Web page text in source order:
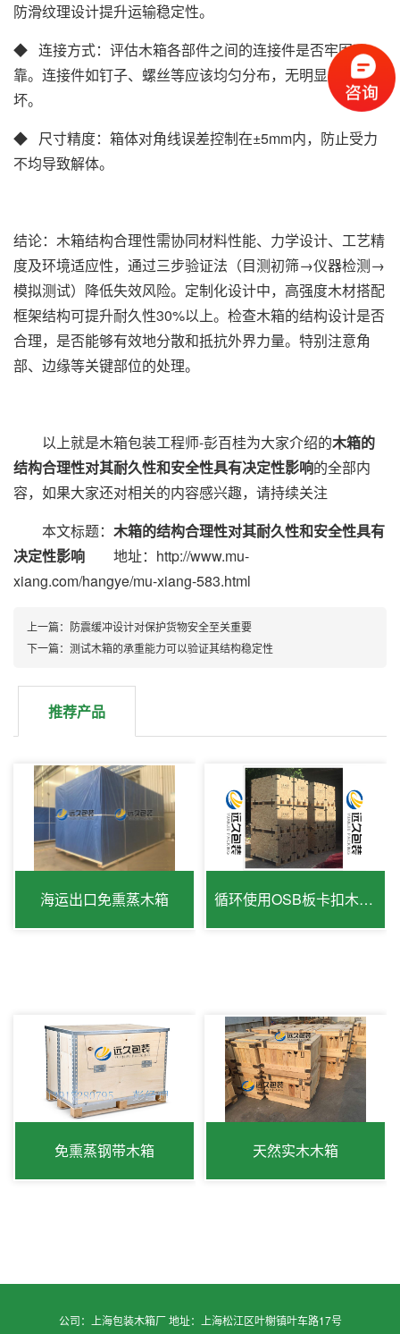
防滑纹理设计提升运输稳定性‌。
◆ 连接方式‌：评估木箱各部件之间的连接件是否牢固可
靠。连接件如钉子、螺丝等应该均匀分布，无明显松动或损
坏。
◆ 尺寸精度‌：箱体对角线误差控制在±5mm内，防止受力
不均导致解体‌。
结论‌：木箱结构合理性需协同材料性能、力学设计、工艺精
度及环境适应性，通过三步验证法（目测初筛→仪器检测→
模拟测试）降低失效风险。定制化设计中，高强度木材搭配
框架结构可提升耐久性30%以上‌。检查木箱的结构设计是否
合理，是否能够有效地分散和抵抗外界力量。特别注意角
部、边缘等关键部位的处理。
以上就是木箱包装工程师-彭百桂为大家介绍的木箱的
结构合理性对其耐久性和安全性具有决定性影响的全部内
容，如果大家还对相关的内容感兴趣，请持续关注
本文标题： 木箱的结构合理性对其耐久性和安全性具有
决定性影响 地址：http://www.mu-
xiang.com/hangye/mu-xiang-583.html
上一篇：防震缓冲设计对保护货物安全至关重要
下一篇：测试木箱的承重能力可以验证其结构稳定性
推荐产品
海运出口免熏蒸木箱 循环使用OSB板卡扣木箱出口免检
免熏蒸钢带木箱 天然实木木箱
公司：上海包装木箱厂 地址：上海松江区叶榭镇叶车路17号